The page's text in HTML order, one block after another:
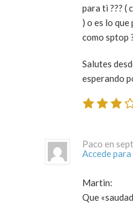
para ti ??? (
) o es lo
como sptop
Salutes
esperando
Accede
Martin:
Que